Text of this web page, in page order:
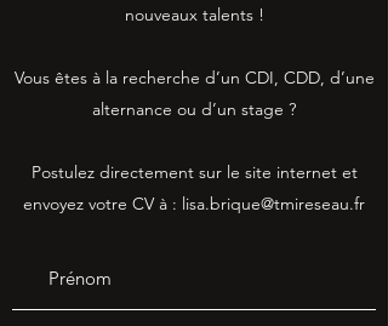
nouveaux talents !
Vous êtes à la recherche d’un CDI, CDD, d’une
alternance ou d’un stage ?
Postulez directement sur le site internet et
envoyez votre CV à : lisa.brique@tmireseau.fr